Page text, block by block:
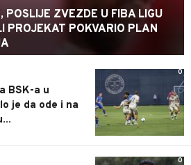
POSLIJE ZVEZDE U FIBA LIGU
PROJEKAT POKVARIO PLAN
0
BSK-a u
je da ode i na
0